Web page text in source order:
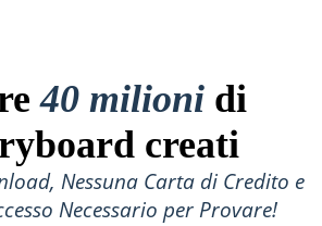
40 milioni di
creati
Nessuna Carta di Credito e
Necessario per Provare!